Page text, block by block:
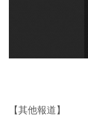
【其他報道】